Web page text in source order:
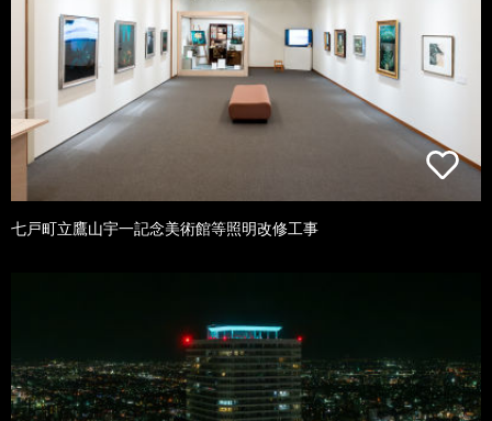
七戸町立鷹山宇一記念美術館等照明改修工事